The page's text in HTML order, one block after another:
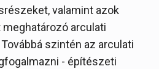
valamint azok
arculati
szintén az arculati
- építészeti